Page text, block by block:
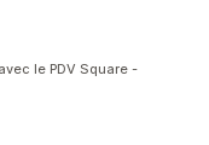
le PDV Square -